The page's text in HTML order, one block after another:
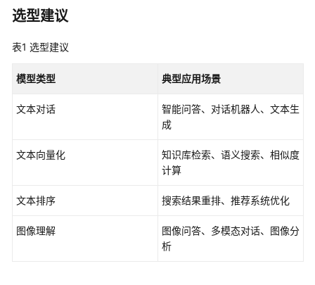
应
用
选
指
码
开
流
选型建议
表1 选型建议
模型类型 典型应用场景
文本对话
智能问答、对话机器人、文本生
成
文本向量化
知识库检索、语义搜索、相似度
计算
文本排序 搜索结果重排、推荐系统优化
图像理解
图像问答、多模态对话、图像分
析